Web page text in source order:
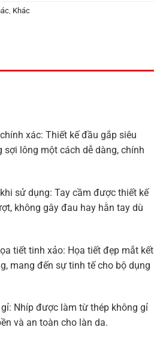
, Khác
xác: Thiết kế đầu gắp siêu
lông một cách dễ dàng, chính
sử dụng: Tay cầm được thiết kế
không gây đau hay hằn tay dù
tiết tinh xảo: Họa tiết đẹp mắt kết
mang đến sự tinh tế cho bộ dụng
Nhíp được làm từ thép không gỉ
và an toàn cho làn da.